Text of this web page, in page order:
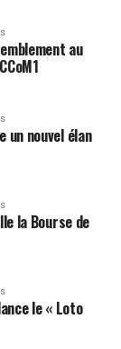
au
un nouvel élan
la Bourse de
le « Loto